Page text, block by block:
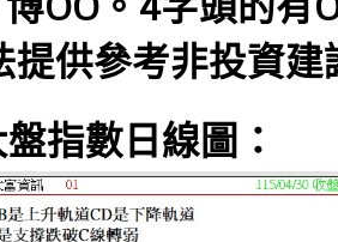
提供參考非投資建
指數日線圖：